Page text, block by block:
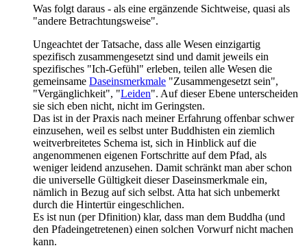
Was folgt daraus - als eine ergänzende Sichtweise, quasi als
"andere Betrachtungsweise".
Ungeachtet der Tatsache, dass alle Wesen einzigartig
spezifisch zusammengesetzt sind und damit jeweils ein
spezifisches "Ich-Gefühl" erleben, teilen alle Wesen die
gemeinsame Daseinsmerkmale "Zusammengesetzt sein",
"Vergänglichkeit", "Leiden". Auf dieser Ebene unterscheiden
sie sich eben nicht, nicht im Geringsten.
Das ist in der Praxis nach meiner Erfahrung offenbar schwer
einzusehen, weil es selbst unter Buddhisten ein ziemlich
weitverbreitetes Schema ist, sich in Hinblick auf die
angenommenen eigenen Fortschritte auf dem Pfad, als
weniger leidend anzusehen. Damit schränkt man aber schon
die universelle Gültigkeit dieser Daseinsmerkmale ein,
nämlich in Bezug auf sich selbst. Atta hat sich unbemerkt
durch die Hintertür eingeschlichen.
Es ist nun (per Dfinition) klar, dass man dem Buddha (und
den Pfadeingetretenen) einen solchen Vorwurf nicht machen
kann.